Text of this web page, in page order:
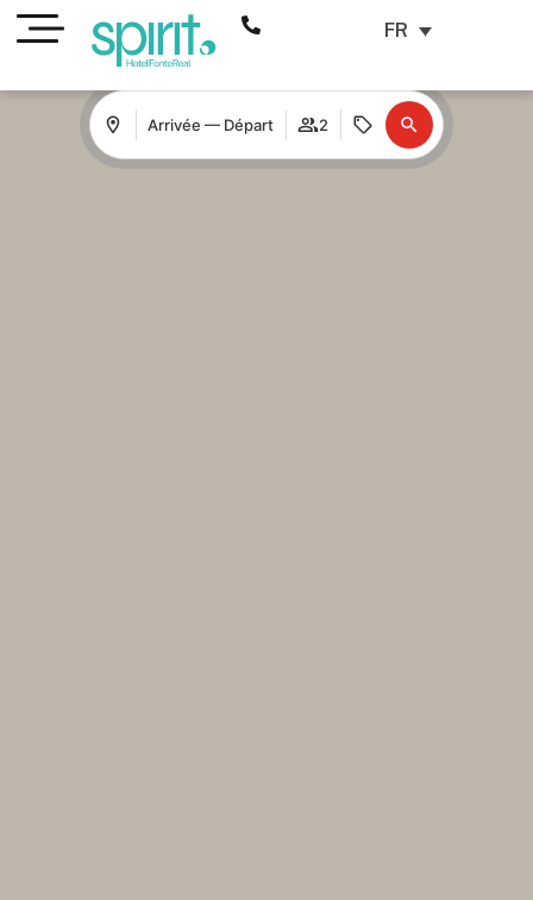
FR
Arrivée — Départ 2